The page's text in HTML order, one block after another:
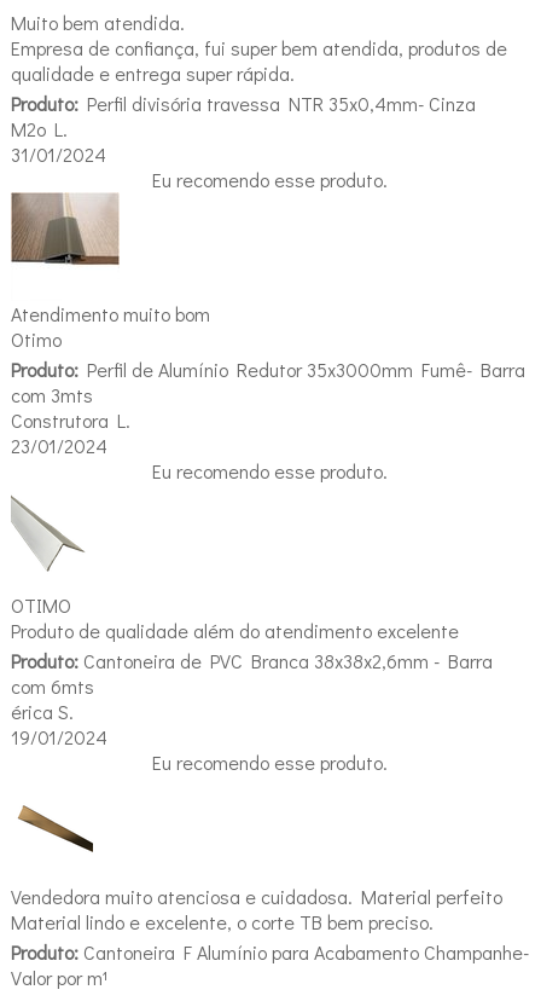
Muito bem atendida.
Empresa de confiança, fui super bem atendida, produtos de
qualidade e entrega super rápida.
Produto:Perfil divisória travessa NTR 35x0,4mm- Cinza
M2o L.
31/01/2024
Eu recomendo esse produto.
Atendimento muito bom
Otimo
Produto:Perfil de Alumínio Redutor 35x3000mm Fumê- Barra
com 3mts
Construtora L.
23/01/2024
Eu recomendo esse produto.
OTIMO
Produto de qualidade além do atendimento excelente
Produto:Cantoneira de PVC Branca 38x38x2,6mm - Barra
com 6mts
érica S.
19/01/2024
Eu recomendo esse produto.
Vendedora muito atenciosa e cuidadosa. Material perfeito
Material lindo e excelente, o corte TB bem preciso.
Produto:Cantoneira F Alumínio para Acabamento Champanhe-
Valor por m¹